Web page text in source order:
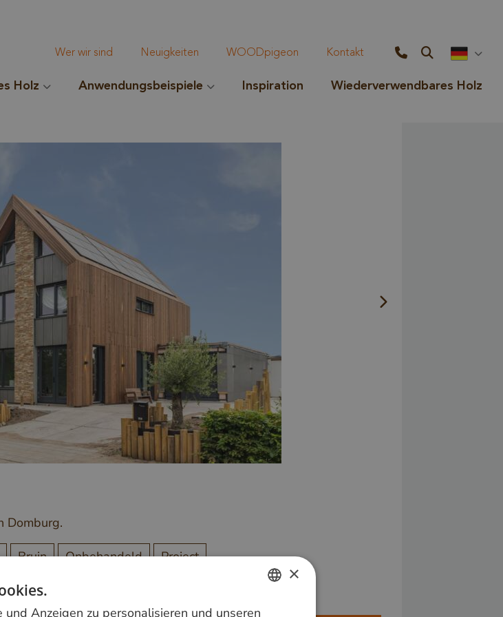
Wer wir sind Neuigkeiten WOODpigeon Kontakt
Holz Anwendungsbeispiele Inspiration Wiederverwendbares Holz
Domburg.
Bruin Onbehandeld Project
DUTCH
×
Anzeigen zu personalisieren und unseren